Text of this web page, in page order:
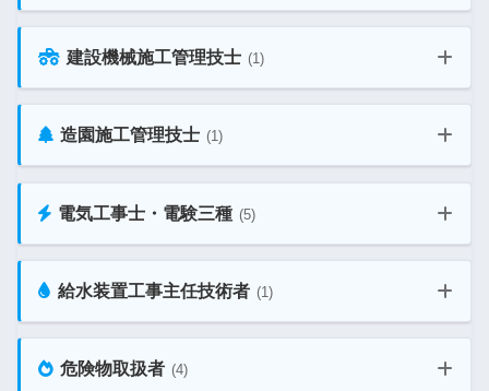
2級管工事施工管理技士 教材ガイド
建設機械施工管理技士 (1)
建設機械施工管理技士 教材ガイド
造園施工管理技士 (1)
造園施工管理技士 教材ガイド
電気工事士・電験三種 (5)
第一種電気工事士 学科 教材ガイド
給水装置工事主任技術者 (1)
給水装置工事主任技術者 教材ガイド
危険物取扱者 (4)